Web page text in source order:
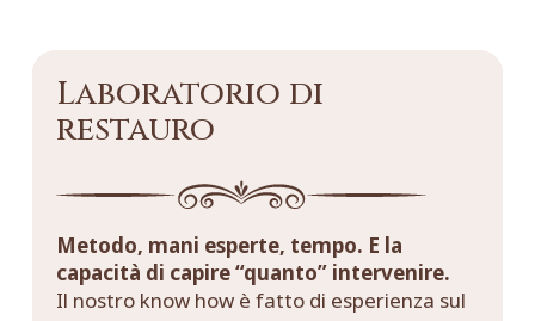
Laboratorio di
restauro
Metodo, mani esperte, tempo. E la
capacità di capire “quanto” intervenire.
Il nostro know how è fatto di esperienza sul